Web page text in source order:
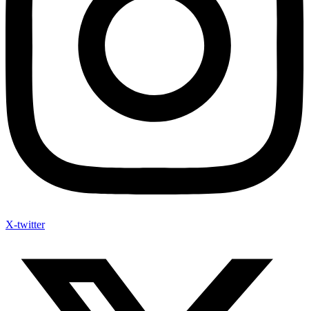
X-twitter